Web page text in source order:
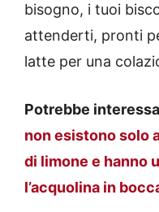
bisogno, i tuoi
attenderti, pronti
latte per una
Potrebbe
non esistono solo
di limone e hanno
l’acquolina in